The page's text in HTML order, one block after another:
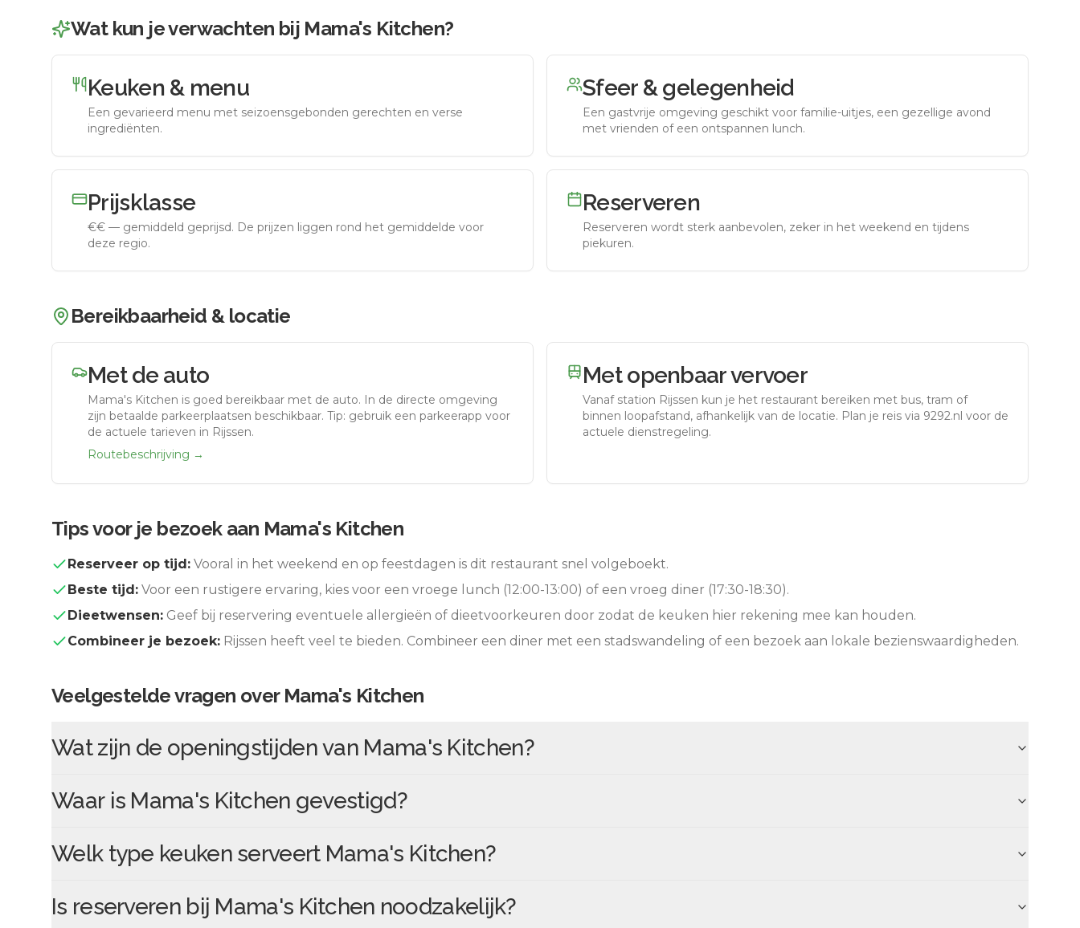
Wat kun je verwachten bij Mama's Kitchen?
Keuken & menu
Een gevarieerd menu met seizoensgebonden gerechten en verse
ingrediënten.
Sfeer & gelegenheid
Een gastvrije omgeving geschikt voor familie-uitjes, een gezellige avond
met vrienden of een ontspannen lunch.
Prijsklasse
€€ — gemiddeld geprijsd. De prijzen liggen rond het gemiddelde voor
deze regio.
Reserveren
Reserveren wordt sterk aanbevolen, zeker in het weekend en tijdens
piekuren.
Bereikbaarheid & locatie
Met de auto
Mama's Kitchen is goed bereikbaar met de auto. In de directe omgeving
zijn betaalde parkeerplaatsen beschikbaar. Tip: gebruik een parkeerapp voor
de actuele tarieven in Rijssen.
Routebeschrijving →
Met openbaar vervoer
Vanaf station Rijssen kun je het restaurant bereiken met bus, tram of
binnen loopafstand, afhankelijk van de locatie. Plan je reis via 9292.nl voor de
actuele dienstregeling.
Tips voor je bezoek aan Mama's Kitchen
Reserveer op tijd: Vooral in het weekend en op feestdagen is dit restaurant snel volgeboekt.
Beste tijd: Voor een rustigere ervaring, kies voor een vroege lunch (12:00-13:00) of een vroeg diner (17:30-18:30).
Dieetwensen: Geef bij reservering eventuele allergieën of dieetvoorkeuren door zodat de keuken hier rekening mee kan houden.
Combineer je bezoek: Rijssen heeft veel te bieden. Combineer een diner met een stadswandeling of een bezoek aan lokale bezienswaardigheden.
Veelgestelde vragen over Mama's Kitchen
Wat zijn de openingstijden van Mama's Kitchen?
Waar is Mama's Kitchen gevestigd?
Welk type keuken serveert Mama's Kitchen?
Is reserveren bij Mama's Kitchen noodzakelijk?